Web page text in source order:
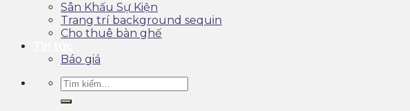
Sân Khấu Sự Kiện
Trang trí background sequin
Cho thuê bàn ghế
Báo giá
Tìm
kiếm: